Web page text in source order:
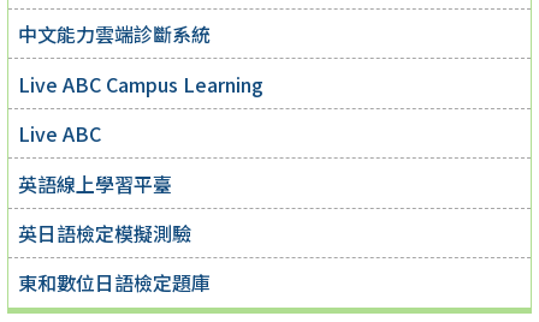
中文能力雲端診斷系統
Live ABC Campus Learning
Live ABC
英語線上學習平臺
英日語檢定模擬測驗
東和數位日語檢定題庫